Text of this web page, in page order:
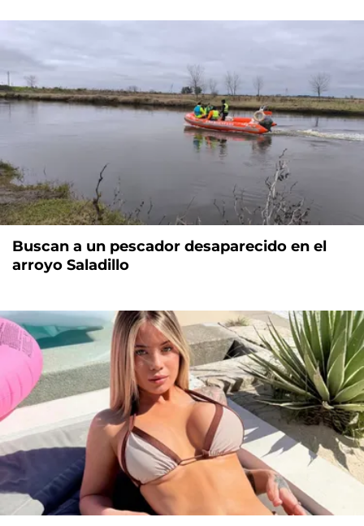
Buscan a un pescador desaparecido en el
arroyo Saladillo